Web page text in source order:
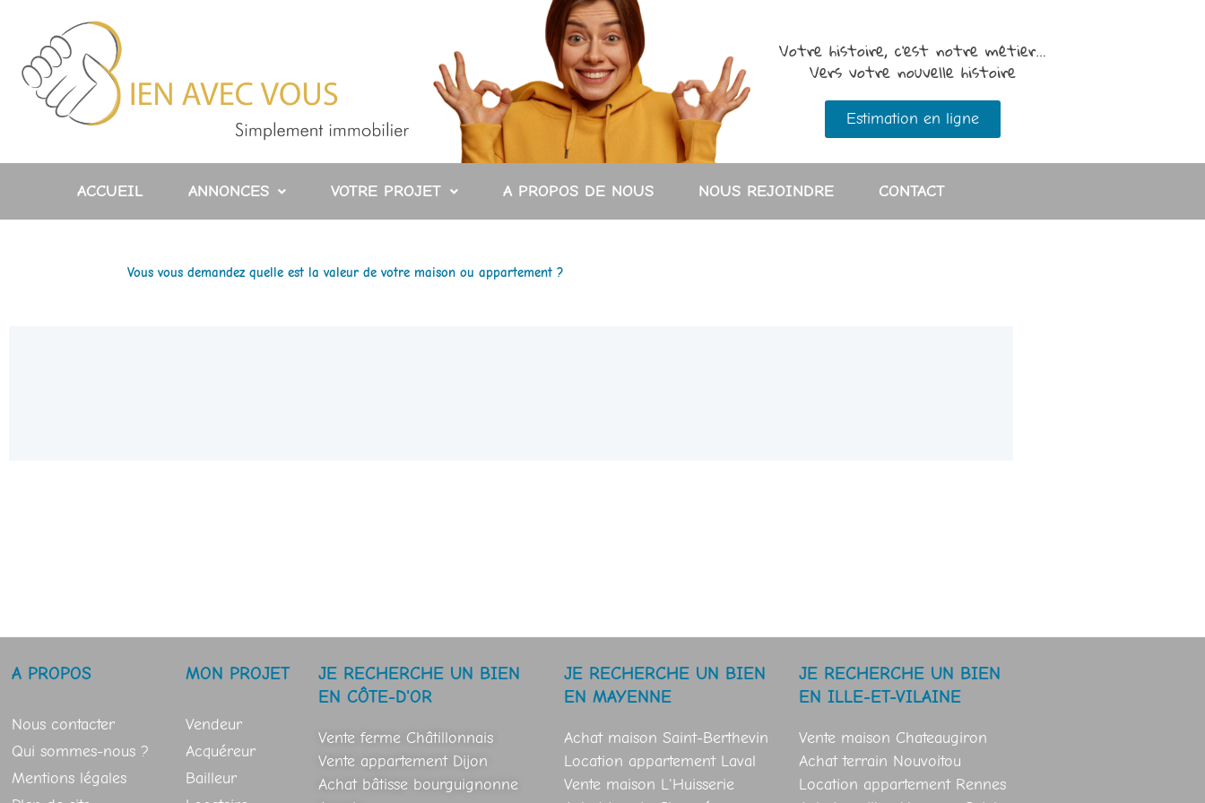
contenu
Votre histoire, c’est notre métier…
Vers votre nouvelle histoire
Estimation en ligne
ACCUEIL ANNONCES VOTRE PROJET A PROPOS DE NOUS NOUS REJOINDRE CONTACT
Vous vous demandez quelle est la valeur de votre maison ou appartement ?
A PROPOS
Nous contacter
Qui sommes-nous ?
Mentions légales
MON PROJET
Vendeur
Acquéreur
Bailleur
JE RECHERCHE UN BIEN
EN CÔTE-D'OR
Vente ferme Châtillonnais
Vente appartement Dijon
Achat bâtisse bourguignonne
JE RECHERCHE UN BIEN
EN MAYENNE
Achat maison Saint-Berthevin
Location appartement Laval
Vente maison L'Huisserie
JE RECHERCHE UN BIEN
EN ILLE-ET-VILAINE
Vente maison Chateaugiron
Achat terrain Nouvoitou
Location appartement Rennes